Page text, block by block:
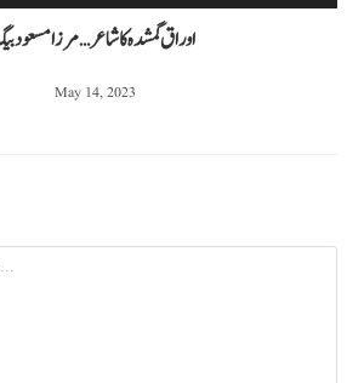
اوراق گمشدہ کا شاعر… مرزا مسعود
May 14, 2023